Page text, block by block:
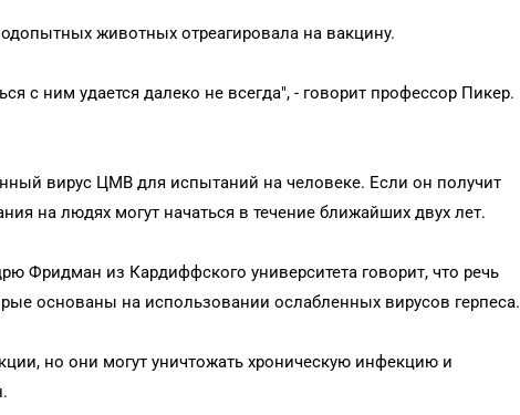
животных отреагировала на вакцину.
с ним удается далеко не всегда", - говорит профессор Пикер.
вирус ЦМВ для испытаний на человеке. Если он получит
на людях могут начаться в течение ближайших двух лет.
Фридман из Кардиффского университета говорит, что речь
основаны на использовании ослабленных вирусов герпеса.
но они могут уничтожать хроническую инфекцию и